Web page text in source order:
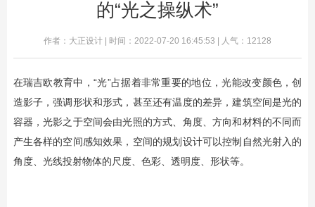
的“光之操纵术”
作者：大正设计 | 时间：2022-07-20 16:45:53 | 人气：12128
在瑞吉欧教育中，“光”占据着非常重要的地位，光能改变颜色，创
造影子，强调形状和形式，甚至还有温度的差异，建筑空间是光的
容器，光影之于空间会由光照的方式、角度、方向和材料的不同而
产生各样的空间感知效果，空间的规划设计可以控制自然光射入的
角度、光线投射物体的尺度、色彩、透明度、形状等。